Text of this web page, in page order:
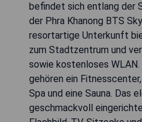
befindet sich entlang der
der Phra Khanong BTS
resortartige Unterkunft
zum Stadtzentrum und
sowie kostenloses WLAN.
gehören ein
Spa und eine Sauna. Das
geschmackvoll